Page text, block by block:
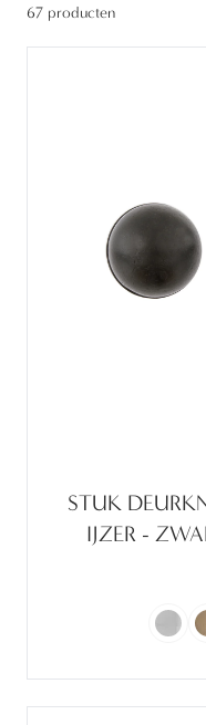
67 producten
STUK
IJZER -